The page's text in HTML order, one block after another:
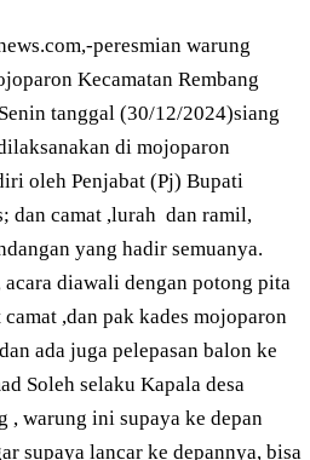
peresmian warung
Kecamatan Rembang
tanggal (30/12/2024)siang
di mojoparon
oleh Penjabat (Pj) Bupati
dan camat ,lurah dan ramil,
yang hadir semuanya.
acara diawali dengan potong pita
,dan pak kades mojoparon
ada juga pelepasan balon ke
Soleh selaku Kapala desa
, warung ini supaya ke depan
supaya lancar ke depannya, bisa